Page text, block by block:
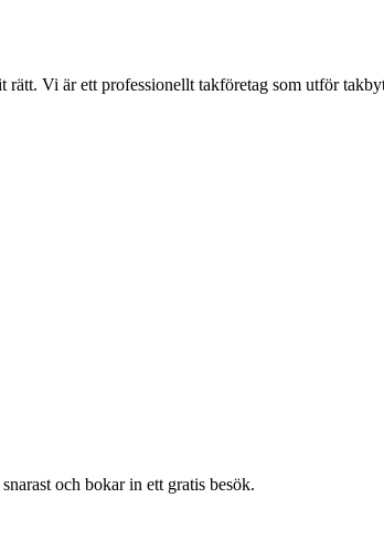
Vi är ett professionellt takföretag som utför
och bokar in ett gratis besök.